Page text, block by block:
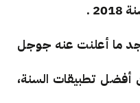
.
ما أعلنت عنه جوجل
أفضل تطبيقات السنة،